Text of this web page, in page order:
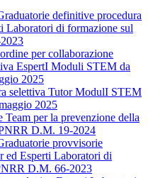
definitive procedura
Laboratori di formazione sul
per collaborazione
EspertI Moduli STEM da
2025
selettiva Tutor ModulI STEM
2025
per la prevenzione della
D.M. 19-2024
provvisorie
ed Esperti Laboratori di
D.M. 66-2023